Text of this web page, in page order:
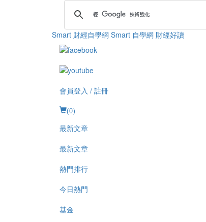
Smart 財經自學網 Smart 自學網 財經好讀
會員登入 / 註冊
(0)
最新文章
最新文章
熱門排行
今日熱門
基金